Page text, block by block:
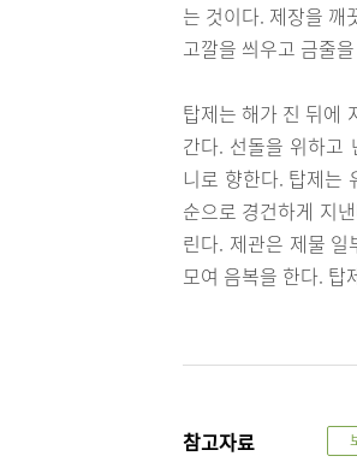
는 것이다. 제장을 깨
고깔을 씌우고 금줄
탑제는 해가 진 뒤에
간다. 선돌을 위하고
니로 향한다. 탑제
순으로 경건하게 지
린다. 제관은 제물
모여 음복을 한다. 탑
참고자료